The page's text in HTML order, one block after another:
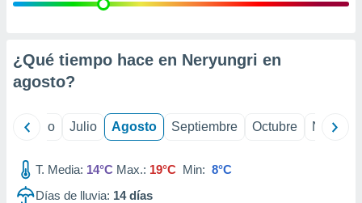
e
mediante
publicidad
de
¿Qué tiempo hace en Neryungri en
agosto?
Junio Julio Agosto Septiembre Octubre
T. Media: 14°C Max.: 19°C Min: 8°C
Días de lluvia: 14días